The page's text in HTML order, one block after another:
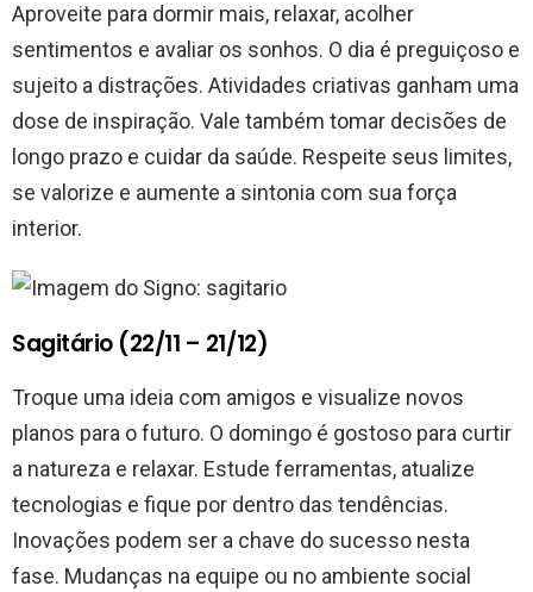
Aproveite para dormir mais, relaxar, acolher
sentimentos e avaliar os sonhos. O dia é preguiçoso e
sujeito a distrações. Atividades criativas ganham uma
dose de inspiração. Vale também tomar decisões de
longo prazo e cuidar da saúde. Respeite seus limites,
se valorize e aumente a sintonia com sua força
interior.
Sagitário (22/11 – 21/12)
Troque uma ideia com amigos e visualize novos
planos para o futuro. O domingo é gostoso para curtir
a natureza e relaxar. Estude ferramentas, atualize
tecnologias e fique por dentro das tendências.
Inovações podem ser a chave do sucesso nesta
fase. Mudanças na equipe ou no ambiente social